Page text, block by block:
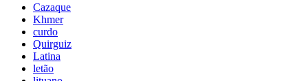
Cazaque
Khmer
curdo
Quirguiz
Latina
letão